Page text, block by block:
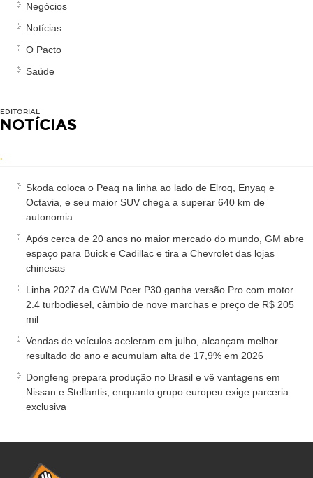
Negócios
Notícias
O Pacto
Saúde
EDITORIAL
NOTÍCIAS
.
Skoda coloca o Peaq na linha ao lado de Elroq, Enyaq e
Octavia, e seu maior SUV chega a superar 640 km de
autonomia
Após cerca de 20 anos no maior mercado do mundo, GM abre
espaço para Buick e Cadillac e tira a Chevrolet das lojas
chinesas
Linha 2027 da GWM Poer P30 ganha versão Pro com motor
2.4 turbodiesel, câmbio de nove marchas e preço de R$ 205
mil
Vendas de veículos aceleram em julho, alcançam melhor
resultado do ano e acumulam alta de 17,9% em 2026
Dongfeng prepara produção no Brasil e vê vantagens em
Nissan e Stellantis, enquanto grupo europeu exige parceria
exclusiva